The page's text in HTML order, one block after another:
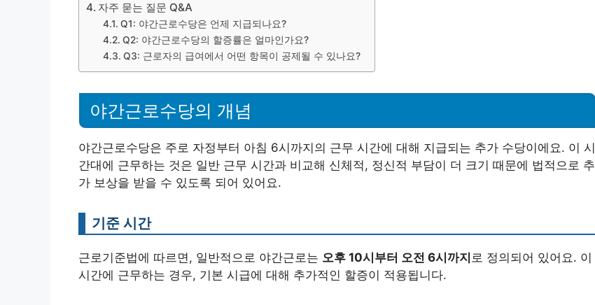
자주 묻는 질문 Q&A
Q1: 야간근로수당은 언제 지급되나요?
Q2: 야간근로수당의 할증률은 얼마인가요?
Q3: 근로자의 급여에서 어떤 항목이 공제될 수 있나요?
야간근로수당의 개념
야간근로수당은 주로 자정부터 아침 6시까지의 근무 시간에 대해 지급되는 추가 수당이에요. 이 시
간대에 근무하는 것은 일반 근무 시간과 비교해 신체적, 정신적 부담이 더 크기 때문에 법적으로 추
가 보상을 받을 수 있도록 되어 있어요.
기준 시간
근로기준법에 따르면, 일반적으로 야간근로는 오후 10시부터 오전 6시까지 로 정의되어 있어요. 이
시간에 근무하는 경우, 기본 시급에 대해 추가적인 할증이 적용됩니다.